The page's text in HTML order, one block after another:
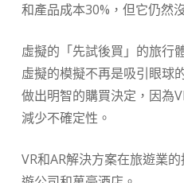
和產品成本30%，但它仍然
虛擬的「先試後買」的旅行
虛擬的模擬不再是吸引眼球
做出明智的購買決定，因為
減少不確定性。
VR和AR解決方案在旅遊業